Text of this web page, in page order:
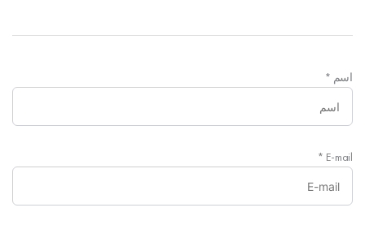
اسم *
E-mail
*